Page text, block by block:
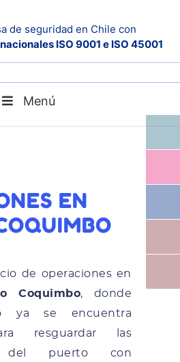
de seguridad en Chile con
ISO 9001 e ISO 45001
Menú
EN
de operaciones en
Coquimbo, donde
ya se encuentra
resguardar las
del puerto con